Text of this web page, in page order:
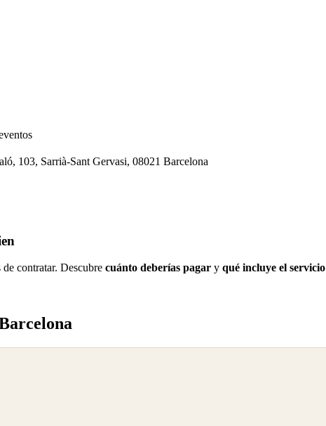
103, Sarrià-Sant Gervasi, 08021 Barcelona
contratar. Descubre cuánto deberías pagar y qué incluye el servicio